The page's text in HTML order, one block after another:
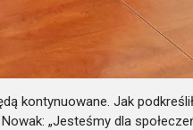
kontynuowane. Jak
„Jesteśmy dla